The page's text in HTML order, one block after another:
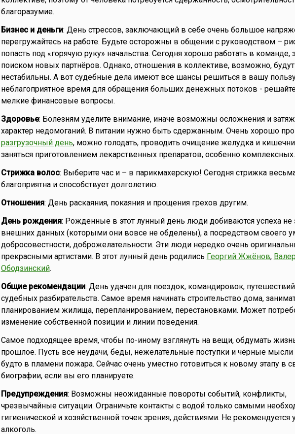
благоразумие.
Бизнес и деньги: День стрессов, заключающий в себе очень большое
перегружайтесь на работе. Будьте осторожны в общении с руководством –
попасть под «горячую руку» начальства. Сегодня хорошо работать в команде,
поиском новых партнёров. Однако, отношения в коллективе, возможно, будут
нестабильны. А вот судебные дела имеют все шансы решиться в вашу
неблагоприятное время для обращения больших денежных потоков -
мелкие финансовые вопросы.
Здоровье: Болезням уделите внимание, иначе возможны осложнения и
характер недомоганий. В питании нужно быть сдержанным. Очень хорошо
разгрузочный день, можно голодать, проводить очищение желудка и
заняться приготовлением лекарственных препаратов, особенно комплексных.
Стрижка волос: Выберите час и – в парикмахерскую! Сегодня стрижка
благоприятна и способствует долголетию.
Отношения: День раскаяния, покаяния и прощения грехов другим.
День рождения: Рожденные в этот лунный день люди добиваются успеха не
внешних данных (которыми они вовсе не обделены), а посредством своего
добросовестности, доброжелательности. Эти люди нередко очень
прекрасными артистами. В этот лунный день родились Георгий Жжёнов,
Ободзинский.
Общие рекомендации: День удачен для поездок, командировок,
судебных разбирательств. Самое время начинать строительство дома,
планированием жилища, перепланированием, перестановками. Может
изменение собственной позиции и линии поведения.
Самое подходящее время, чтобы по-иному взглянуть на вещи, обдумать
прошлое. Пусть все неудачи, беды, нежелательные поступки и чёрные мысли
будто в пламени пожара. Сейчас очень уместно готовиться к новому этапу в
биографии, если вы его планируете.
Предупреждения: Возможны неожиданные повороты событий, конфликты,
чрезвычайные ситуации. Ограничьте контакты с водой только самыми
гигиенической и хозяйственной точек зрения, действиями. Не рекомендуется
алкоголь.